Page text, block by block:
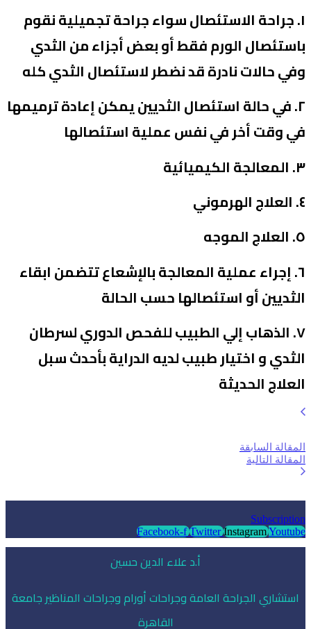
الاستئصال سواء جراحة تجميلية نقوم
الورم فقط أو بعض أجزاء من الثدي
نادرة قد نضطر لاستئصال الثدي كله
حالة استئصال الثديين يمكن إعادة ترميمها
أخر في نفس عملية استئصالها
عملية المعالجة بالإشعاع تتضمن ابقاء
أو استئصالها حسب الحالة
إلي الطبيب للفحص الدوري لسرطان
و اختيار طبيب لديه الدراية بأحدث سبل
الحديثة
السابقة
التالية
Facebook-f Twitter Instagram
أ.د علاء الدين حسين
الجراحة العامة وجراحات أورام وجراحات المناظير جامعة
القاهرة